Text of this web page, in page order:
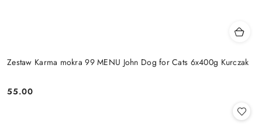
Zestaw Karma mokra 99 MENU John Dog for Cats 6x400g Kurczak
Cena:
55.00